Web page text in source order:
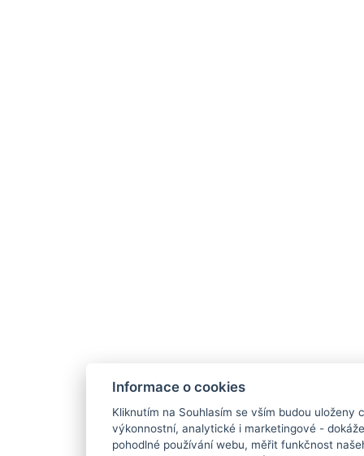
Informace o cookies
Kliknutím na Souhlasím se vším budou uloženy
výkonnostní, analytické i marketingové -
pohodlné používání webu, měřit funkčnost